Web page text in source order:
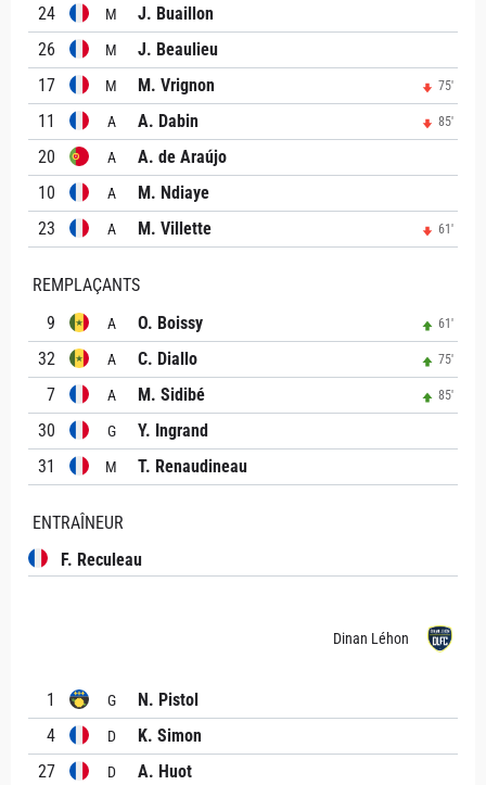
24
M
J. Buaillon
26
M
J. Beaulieu
17
M M. Vrignon 75'
11 A A. Dabin 85'
20 A
A. de Araújo
10
A
M. Ndiaye
23
A M. Villette 61'
REMPLAÇANTS
9
A O. Boissy 61'
32 A C. Diallo 75'
7 A M. Sidibé 85'
30 G
Y. Ingrand
31
M T. Renaudineau
ENTRAÎNEUR
F. Reculeau
Dinan Léhon
1 G
N. Pistol
4
D
K. Simon
27
D
A. Huot